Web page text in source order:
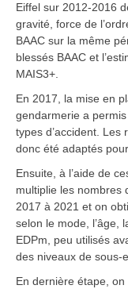
Eiffel sur 2012-2016
gravité, force de
BAAC sur la même
blessés BAAC et
MAIS3+.
En 2017, la mise en
gendarmerie a
types d’accident.
donc été adaptés
Ensuite, à l’aide de
multiplie les nombres
2017 à 2021 et on
selon le mode, l’âge,
EDPm, peu utilisés
des niveaux de sous-
En dernière étape,